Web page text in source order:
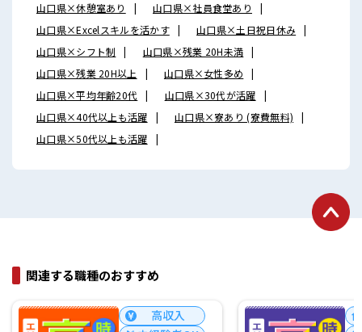
山口県×休憩室あり
山口県×社員食堂あり
山口県×Excelスキルを活かす
山口県×土日祝日休み
山口県×シフト制
山口県×残業 20H未満
山口県×残業 20H以上
山口県×女性多め
山口県×平均年齢20代
山口県×30代が活躍
山口県×40代以上も活躍
山口県×寮あり (寮費無料)
山口県×50代以上も活躍
関連する職種のおすすめ
寮あり